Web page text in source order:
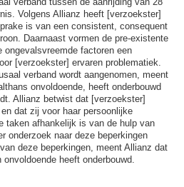
Volgens Allianz heeft [verzoekster]
is van een consistent, consequent
Daarnaast vormen de pre-existente
factoren een
[verzoekster] ervaren problematiek.
verband wordt aangenomen, meent
onvoldoende, heeft onderbouwd
Allianz betwist dat [verzoekster]
dat zij voor haar persoonlijke
taken afhankelijk is van de hulp van
onderzoek naar deze beperkingen
deze beperkingen, meent Allianz dat
heeft onderbouwd.